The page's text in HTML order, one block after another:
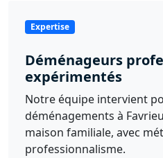
Expertise
Déménageurs
expérimentés
Notre équipe intervient
déménagements à
maison familiale, avec
professionnalisme.